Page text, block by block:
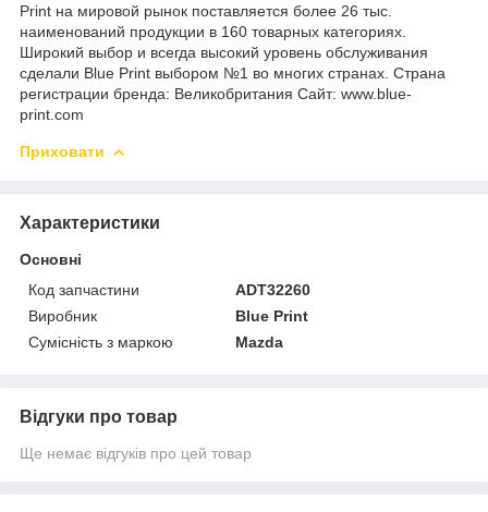
Print на мировой рынок поставляется более 26 тыс.
наименований продукции в 160 товарных категориях.
Широкий выбор и всегда высокий уровень обслуживания
сделали Blue Print выбором №1 во многих странах. Страна
регистрации бренда: Великобритания Сайт: www.blue-
print.com
Приховати
Характеристики
Основні
Код запчастини
ADT32260
Виробник
Blue Print
Сумісність з маркою
Mazda
Відгуки про товар
Ще немає відгуків про цей товар